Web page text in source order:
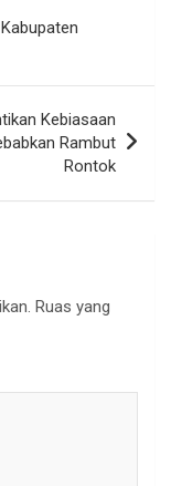
Kebiasaan
Rambut
Rontok
Ruas yang